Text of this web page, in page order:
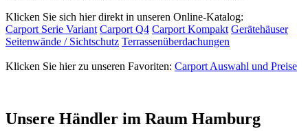
Klicken Sie sich hier direkt in unseren Online-Katalog:
Carport Serie Variant Carport Q4 Carport Kompakt Gerätehäuser
Seitenwände / Sichtschutz Terrassenüberdachungen
Klicken Sie hier zu unseren Favoriten: Carport Auswahl und Preise
Unsere Händler im Raum Hamburg